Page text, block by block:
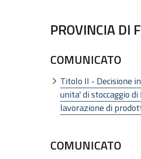
PROVINCIA DI
COMUNICATO
Titolo II - Decisione
unita' di stoccaggio
lavorazione di
COMUNICATO